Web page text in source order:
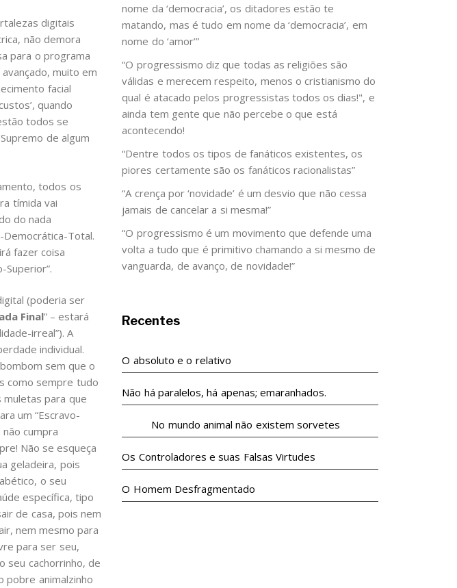
digitais
não demora
para o programa
muito em
facial
quando
todos se
de algum
todos os
tímida vai
do nada
Total.
fazer coisa
(poderia ser
Final” – estará
irreal”). A
individual.
sem que o
como sempre tudo
muletas para que
um “Escravo-
cumpra
Não se esqueça
geladeira, pois
o seu
específica, tipo
de casa, pois nem
nem mesmo para
para ser seu,
seu cachorrinho, de
pobre animalzinho
nome da ‘democracia’, os ditadores estão te
matando, mas é tudo em nome da ‘democracia’, em
nome do ‘amor’”
“O progressismo diz que todas as religiões são
válidas e merecem respeito, menos o cristianismo do
qual é atacado pelos progressistas todos os dias!", e
ainda tem gente que não percebe o que está
acontecendo!
“Dentre todos os tipos de fanáticos existentes, os
piores certamente são os fanáticos racionalistas”
“A crença por ‘novidade’ é um desvio que não cessa
jamais de cancelar a si mesma!”
“O progressismo é um movimento que defende uma
volta a tudo que é primitivo chamando a si mesmo de
vanguarda, de avanço, de novidade!”
Recentes
O absoluto e o relativo
Não há paralelos, há apenas; emaranhados.
No mundo animal não existem sorvetes
Os Controladores e suas Falsas Virtudes
O Homem Desfragmentado